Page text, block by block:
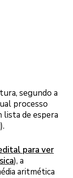
segundo a
processo
lista de espera
para ver
), a
aritmética